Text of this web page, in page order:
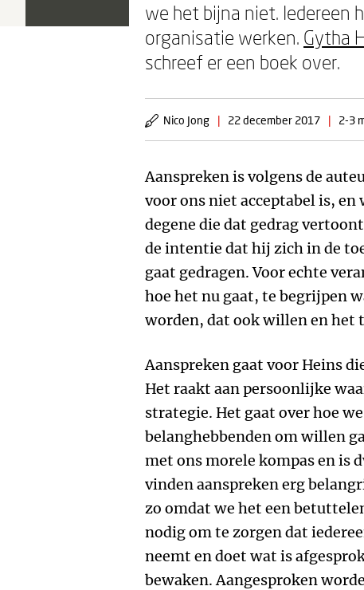
we het bijna niet. Iedereen
organisatie werken. Gytha
schreef er een boek over.
Nico Jong | 22 december 2017 | 2-3
Aanspreken is volgens de
voor ons niet acceptabel is,
degene die dat gedrag
de intentie dat hij zich in de
gaat gedragen. Voor echte
hoe het nu gaat, te begrijpen
worden, dat ook willen en het
Aanspreken gaat voor Heins
Het raakt aan persoonlijke
strategie. Het gaat over hoe
belanghebbenden om willen
met ons morele kompas en is
vinden aanspreken erg
zo omdat we het een
nodig om te zorgen dat
neemt en doet wat is
bewaken. Aangesproken